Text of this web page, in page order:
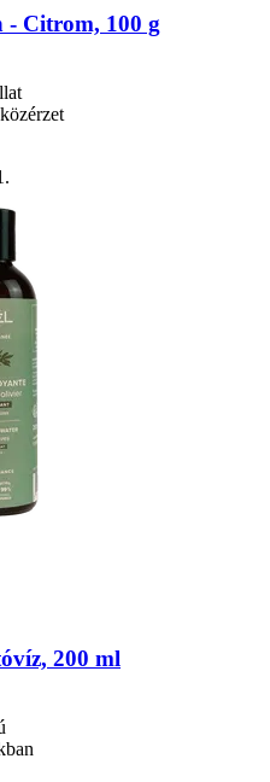
-​ Citrom, 100 g
200 ml